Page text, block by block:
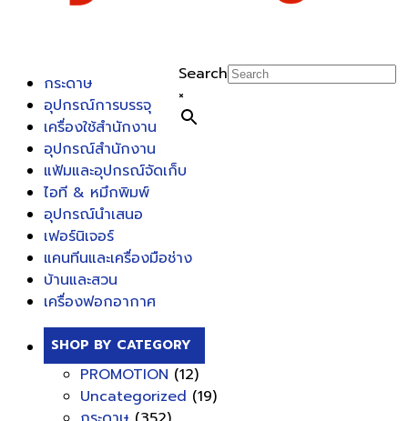
Search
×
กระดาษ
อุปกรณ์การบรรจุ
เครื่องใช้สำนักงาน
อุปกรณ์สำนักงาน
แฟ้มและอุปกรณ์จัดเก็บ
ไอที & หมึกพิมพ์
อุปกรณ์นำเสนอ
เฟอร์นิเจอร์
แคนทีนและเครื่องมือช่าง
บ้านและสวน
เครื่องฟอกอากาศ
SHOP BY CATEGORY
PROMOTION (12)
Uncategorized (19)